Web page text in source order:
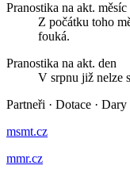
Pranostika na akt. měsíc
Z počátku toho
fouká.
Pranostika na akt. den
V srpnu již nelze
Partneři · Dotace · Dary
msmt.cz
mmr.cz